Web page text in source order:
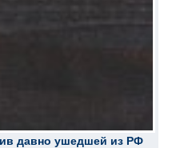
давно ушедшей из РФ